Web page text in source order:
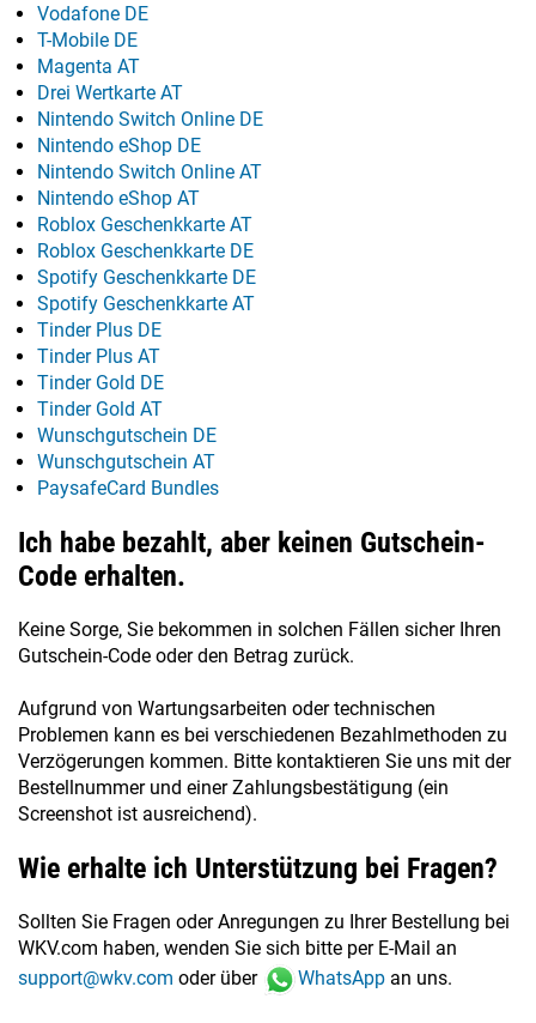
Vodafone DE
T-Mobile DE
Magenta AT
Drei Wertkarte AT
Nintendo Switch Online DE
Nintendo eShop DE
Nintendo Switch Online AT
Nintendo eShop AT
Roblox Geschenkkarte AT
Roblox Geschenkkarte DE
Spotify Geschenkkarte DE
Spotify Geschenkkarte AT
Tinder Plus DE
Tinder Plus AT
Tinder Gold DE
Tinder Gold AT
Wunschgutschein DE
Wunschgutschein AT
PaysafeCard Bundles
Ich habe bezahlt, aber keinen Gutschein-
Code erhalten.
Keine Sorge, Sie bekommen in solchen Fällen sicher Ihren
Gutschein-Code oder den Betrag zurück.
Aufgrund von Wartungsarbeiten oder technischen
Problemen kann es bei verschiedenen Bezahlmethoden zu
Verzögerungen kommen. Bitte kontaktieren Sie uns mit der
Bestellnummer und einer Zahlungsbestätigung (ein
Screenshot ist ausreichend).
Wie erhalte ich Unterstützung bei Fragen?
Sollten Sie Fragen oder Anregungen zu Ihrer Bestellung bei
WKV.com haben, wenden Sie sich bitte per E-Mail an
support@wkv.com oder über WhatsApp an uns.